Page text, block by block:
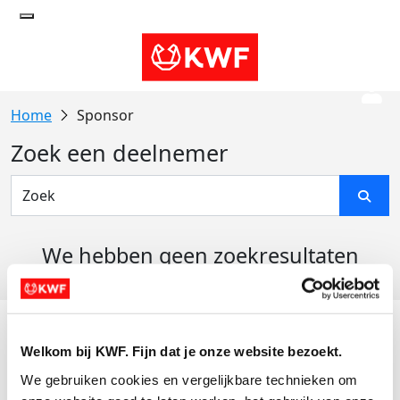
Welkom bij KWF. Fijn dat je onze website bezoekt.
We gebruiken cookies en vergelijkbare technieken om
Sponsor
Zoek een deelnemer
We hebben geen zoekresultaten
Actiematerialen
Evenementen